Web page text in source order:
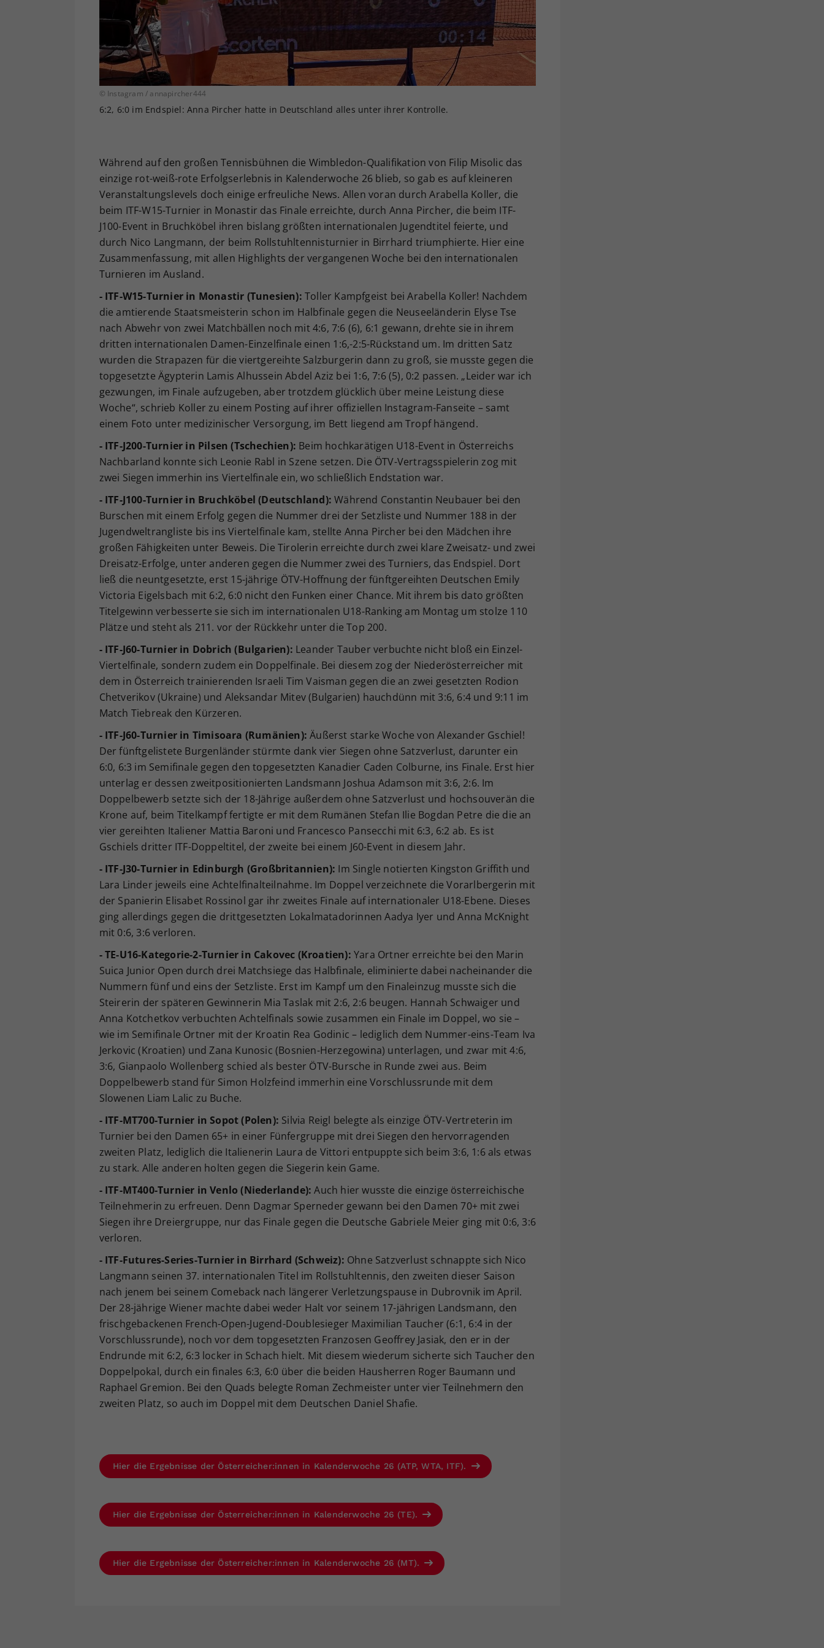
© Instagram / annapircher444
6:2, 6:0 im Endspiel: Anna Pircher hatte in Deutschland alles unter ihrer Kontrolle.
Während auf den großen Tennisbühnen die Wimbledon-Qualifikation von Filip Misolic das
einzige rot-weiß-rote Erfolgserlebnis in Kalenderwoche 26 blieb, so gab es auf kleineren
Veranstaltungslevels doch einige erfreuliche News. Allen voran durch Arabella Koller, die
beim ITF-W15-Turnier in Monastir das Finale erreichte, durch Anna Pircher, die beim ITF-
J100-Event in Bruchköbel ihren bislang größten internationalen Jugendtitel feierte, und
durch Nico Langmann, der beim Rollstuhltennisturnier in Birrhard triumphierte. Hier eine
Zusammenfassung, mit allen Highlights der vergangenen Woche bei den internationalen
Turnieren im Ausland.
- ITF-W15-Turnier in Monastir (Tunesien): Toller Kampfgeist bei Arabella Koller! Nachdem
die amtierende Staatsmeisterin schon im Halbfinale gegen die Neuseeländerin Elyse Tse
nach Abwehr von zwei Matchbällen noch mit 4:6, 7:6 (6), 6:1 gewann, drehte sie in ihrem
dritten internationalen Damen-Einzelfinale einen 1:6,-2:5-Rückstand um. Im dritten Satz
wurden die Strapazen für die viertgereihte Salzburgerin dann zu groß, sie musste gegen die
topgesetzte Ägypterin Lamis Alhussein Abdel Aziz bei 1:6, 7:6 (5), 0:2 passen. „Leider war ich
gezwungen, im Finale aufzugeben, aber trotzdem glücklich über meine Leistung diese
Woche“, schrieb Koller zu einem Posting auf ihrer offiziellen Instagram-Fanseite – samt
einem Foto unter medizinischer Versorgung, im Bett liegend am Tropf hängend.
- ITF-J200-Turnier in Pilsen (Tschechien): Beim hochkarätigen U18-Event in Österreichs
Nachbarland konnte sich Leonie Rabl in Szene setzen. Die ÖTV-Vertragsspielerin zog mit
zwei Siegen immerhin ins Viertelfinale ein, wo schließlich Endstation war.
- ITF-J100-Turnier in Bruchköbel (Deutschland): Während Constantin Neubauer bei den
Burschen mit einem Erfolg gegen die Nummer drei der Setzliste und Nummer 188 in der
Jugendweltrangliste bis ins Viertelfinale kam, stellte Anna Pircher bei den Mädchen ihre
großen Fähigkeiten unter Beweis. Die Tirolerin erreichte durch zwei klare Zweisatz- und zwei
Dreisatz-Erfolge, unter anderen gegen die Nummer zwei des Turniers, das Endspiel. Dort
ließ die neuntgesetzte, erst 15-jährige ÖTV-Hoffnung der fünftgereihten Deutschen Emily
Victoria Eigelsbach mit 6:2, 6:0 nicht den Funken einer Chance. Mit ihrem bis dato größten
Titelgewinn verbesserte sie sich im internationalen U18-Ranking am Montag um stolze 110
Plätze und steht als 211. vor der Rückkehr unter die Top 200.
- ITF-J60-Turnier in Dobrich (Bulgarien): Leander Tauber verbuchte nicht bloß ein Einzel-
Viertelfinale, sondern zudem ein Doppelfinale. Bei diesem zog der Niederösterreicher mit
dem in Österreich trainierenden Israeli Tim Vaisman gegen die an zwei gesetzten Rodion
Chetverikov (Ukraine) und Aleksandar Mitev (Bulgarien) hauchdünn mit 3:6, 6:4 und 9:11 im
Match Tiebreak den Kürzeren.
- ITF-J60-Turnier in Timisoara (Rumänien): Äußerst starke Woche von Alexander Gschiel!
Der fünftgelistete Burgenländer stürmte dank vier Siegen ohne Satzverlust, darunter ein
6:0, 6:3 im Semifinale gegen den topgesetzten Kanadier Caden Colburne, ins Finale. Erst hier
unterlag er dessen zweitpositionierten Landsmann Joshua Adamson mit 3:6, 2:6. Im
Doppelbewerb setzte sich der 18-Jährige außerdem ohne Satzverlust und hochsouverän die
Krone auf, beim Titelkampf fertigte er mit dem Rumänen Stefan Ilie Bogdan Petre die die an
vier gereihten Italiener Mattia Baroni und Francesco Pansecchi mit 6:3, 6:2 ab. Es ist
Gschiels dritter ITF-Doppeltitel, der zweite bei einem J60-Event in diesem Jahr.
- ITF-J30-Turnier in Edinburgh (Großbritannien): Im Single notierten Kingston Griffith und
Lara Linder jeweils eine Achtelfinalteilnahme. Im Doppel verzeichnete die Vorarlbergerin mit
der Spanierin Elisabet Rossinol gar ihr zweites Finale auf internationaler U18-Ebene. Dieses
ging allerdings gegen die drittgesetzten Lokalmatadorinnen Aadya Iyer und Anna McKnight
mit 0:6, 3:6 verloren.
- TE-U16-Kategorie-2-Turnier in Cakovec (Kroatien): Yara Ortner erreichte bei den Marin
Suica Junior Open durch drei Matchsiege das Halbfinale, eliminierte dabei nacheinander die
Nummern fünf und eins der Setzliste. Erst im Kampf um den Finaleinzug musste sich die
Steirerin der späteren Gewinnerin Mia Taslak mit 2:6, 2:6 beugen. Hannah Schwaiger und
Anna Kotchetkov verbuchten Achtelfinals sowie zusammen ein Finale im Doppel, wo sie –
wie im Semifinale Ortner mit der Kroatin Rea Godinic – lediglich dem Nummer-eins-Team Iva
Jerkovic (Kroatien) und Zana Kunosic (Bosnien-Herzegowina) unterlagen, und zwar mit 4:6,
3:6, Gianpaolo Wollenberg schied als bester ÖTV-Bursche in Runde zwei aus. Beim
Doppelbewerb stand für Simon Holzfeind immerhin eine Vorschlussrunde mit dem
Slowenen Liam Lalic zu Buche.
- ITF-MT700-Turnier in Sopot (Polen): Silvia Reigl belegte als einzige ÖTV-Vertreterin im
Turnier bei den Damen 65+ in einer Fünfergruppe mit drei Siegen den hervorragenden
zweiten Platz, lediglich die Italienerin Laura de Vittori entpuppte sich beim 3:6, 1:6 als etwas
zu stark. Alle anderen holten gegen die Siegerin kein Game.
- ITF-MT400-Turnier in Venlo (Niederlande): Auch hier wusste die einzige österreichische
Teilnehmerin zu erfreuen. Denn Dagmar Sperneder gewann bei den Damen 70+ mit zwei
Siegen ihre Dreiergruppe, nur das Finale gegen die Deutsche Gabriele Meier ging mit 0:6, 3:6
verloren.
- ITF-Futures-Series-Turnier in Birrhard (Schweiz): Ohne Satzverlust schnappte sich Nico
Langmann seinen 37. internationalen Titel im Rollstuhltennis, den zweiten dieser Saison
nach jenem bei seinem Comeback nach längerer Verletzungspause in Dubrovnik im April.
Der 28-jährige Wiener machte dabei weder Halt vor seinem 17-jährigen Landsmann, den
frischgebackenen French-Open-Jugend-Doublesieger Maximilian Taucher (6:1, 6:4 in der
Vorschlussrunde), noch vor dem topgesetzten Franzosen Geoffrey Jasiak, den er in der
Endrunde mit 6:2, 6:3 locker in Schach hielt. Mit diesem wiederum sicherte sich Taucher den
Doppelpokal, durch ein finales 6:3, 6:0 über die beiden Hausherren Roger Baumann und
Raphael Gremion. Bei den Quads belegte Roman Zechmeister unter vier Teilnehmern den
zweiten Platz, so auch im Doppel mit dem Deutschen Daniel Shafie.
Hier die Ergebnisse der Österreicher:innen in Kalenderwoche 26 (ATP, WTA, ITF).
Hier die Ergebnisse der Österreicher:innen in Kalenderwoche 26 (TE).
Hier die Ergebnisse der Österreicher:innen in Kalenderwoche 26 (MT).
Ihrer vorgenommen Einstellungen, falls der
Webseiten-Betreiber dies eingestellt hat.